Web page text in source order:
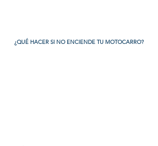
¿QUÉ HACER SI NO ENCIENDE TU MOTOCARRO?